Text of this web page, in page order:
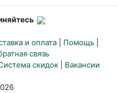
и оплата Помощь
связь
скидок | Вакансии